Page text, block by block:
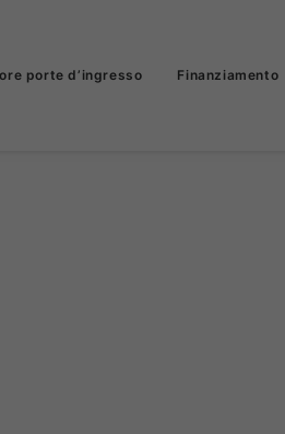
porte d’ingresso Finanziamento